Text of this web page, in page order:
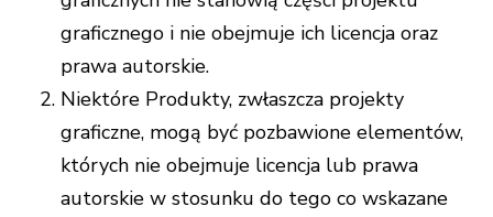
graficznego i nie obejmuje ich licencja oraz
prawa autorskie.
Niektóre Produkty, zwłaszcza projekty
graficzne, mogą być pozbawione elementów,
których nie obejmuje licencja lub prawa
autorskie w stosunku do tego co wskazane